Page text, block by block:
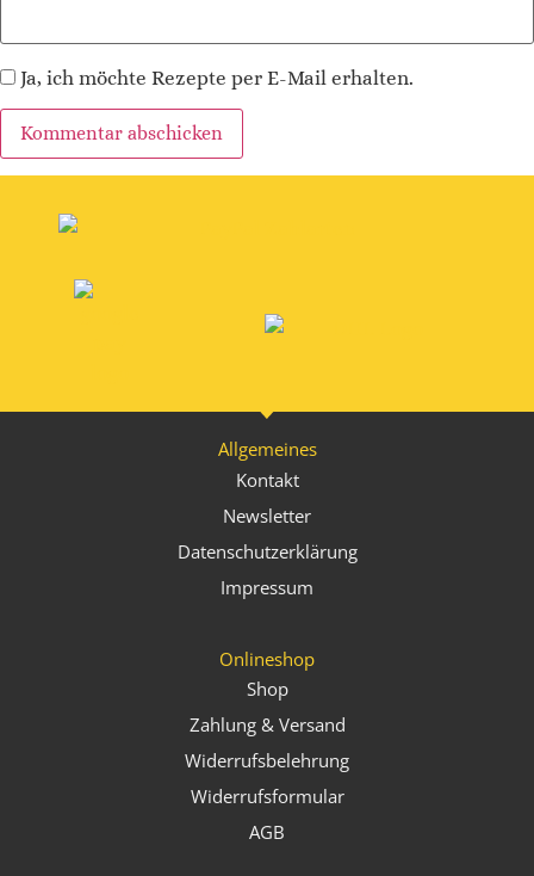
Ja, ich möchte Rezepte per E-Mail erhalten.
Allgemeines
Kontakt
Newsletter
Datenschutzerklärung
Impressum
Onlineshop
Shop
Zahlung & Versand
Widerrufsbelehrung
Widerrufsformular
AGB